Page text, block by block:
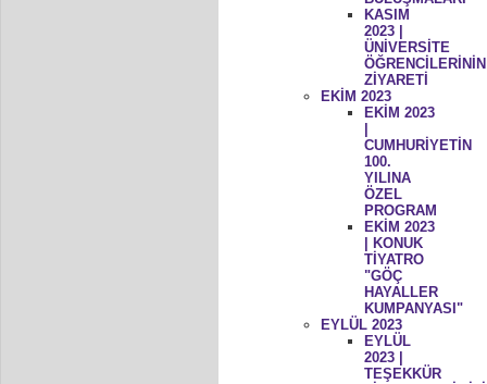
KASIM
2023 |
ÜNİVERSİTE
ÖĞRENCİLERİNİN
ZİYARETİ
EKİM 2023
EKİM 2023
CUMHURİYETİN
100.
YILINA
ÖZEL
PROGRAM
EKİM 2023
| KONUK
TİYATRO
"GÖÇ
HAYALLER
KUMPANYASI"
EYLÜL 2023
EYLÜL
2023 |
TEŞEKKÜR